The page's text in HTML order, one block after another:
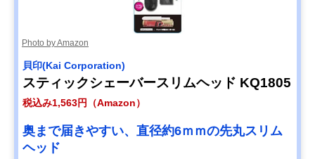
Photo by Amazon
貝印(Kai Corporation)
スティックシェーバースリムヘッド KQ1805
税込み1,563円（Amazon）
奥まで届きやすい、直径約6ｍｍの先丸スリム
ヘッド